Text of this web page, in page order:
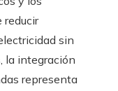
reducir
sin
la integración
representa